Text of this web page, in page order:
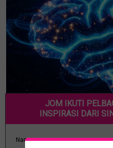
Pasangan kembar seiras
dengan lelaki kembar
Perkahwinan unik itu
Josh dikurniakan anak
Pemuda Tak
Janda Muda Serentak
Jangan lupa follow
lawati portal
Dapatkan info